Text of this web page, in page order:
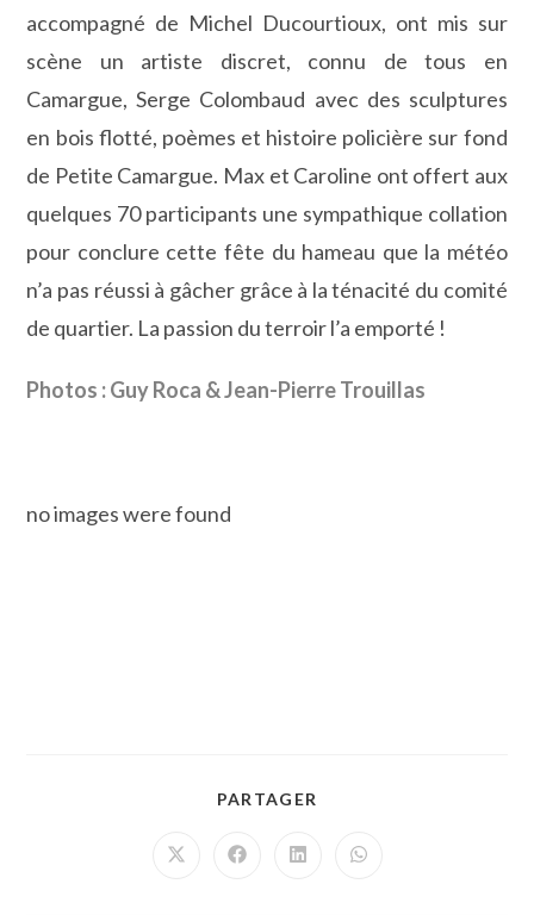
accompagné de Michel Ducourtioux, ont mis sur
scène un artiste discret, connu de tous en
Camargue, Serge Colombaud avec des sculptures
en bois flotté, poèmes et histoire policière sur fond
de Petite Camargue. Max et Caroline ont offert aux
quelques 70 participants une sympathique collation
pour conclure cette fête du hameau que la météo
n’a pas réussi à gâcher grâce à la ténacité du comité
de quartier. La passion du terroir l’a emporté !
Photos : Guy Roca & Jean-Pierre Trouillas
no images were found
PARTAGER
Ouvrir
Ouvrir
Ouvrir
Ouvrir